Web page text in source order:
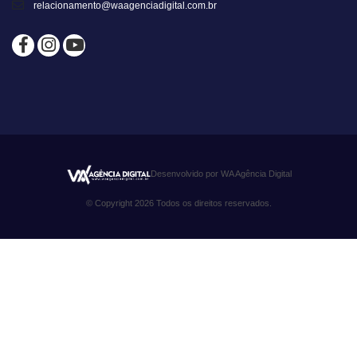
relacionamento@waagenciadigital.com.br
Desenvolvido por WA Agência Digital
© Copyright 2026 Todos os direitos reservados.